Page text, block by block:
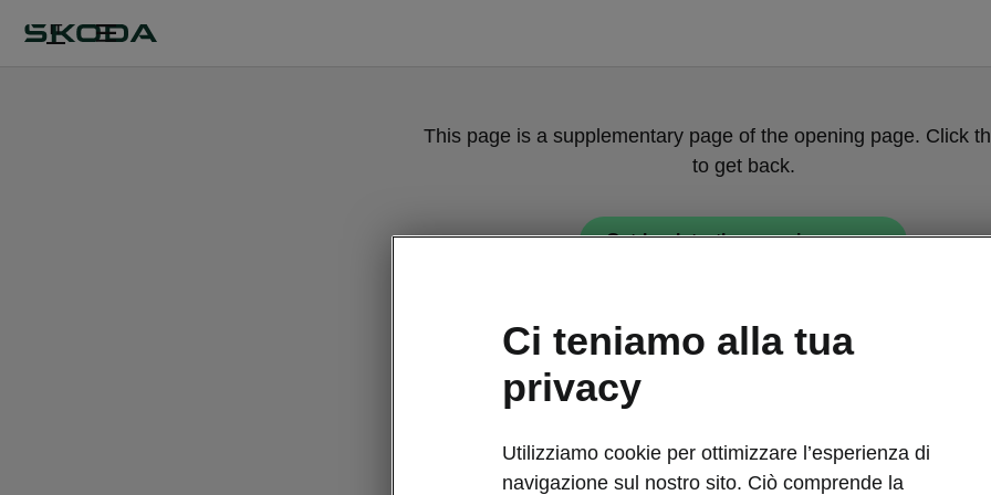
IT
This page is a supplementary page of the opening page. Click
to get back.
Get back to the opening page.
Assistenza
Ci teniamo alla tua
privacy
Utilizziamo cookie per ottimizzare l’esperienza di
navigazione sul nostro sito. Ciò comprende la